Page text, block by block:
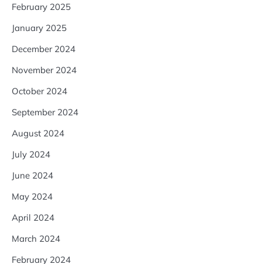
February 2025
January 2025
December 2024
November 2024
October 2024
September 2024
August 2024
July 2024
June 2024
May 2024
April 2024
March 2024
February 2024